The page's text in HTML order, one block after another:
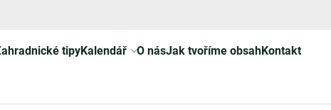
tipyKalendář O násJak tvoříme obsahKontakt